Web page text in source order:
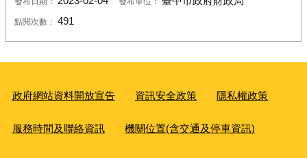
點閱次數： 491
政府網站資料開放宣告 資訊安全政策 隱私權政策
服務時間及聯絡資訊 機關位置(含交通及停車資訊)